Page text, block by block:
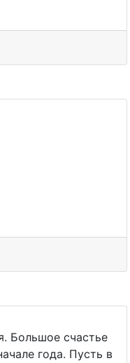
Большое счастье
года. Пусть в